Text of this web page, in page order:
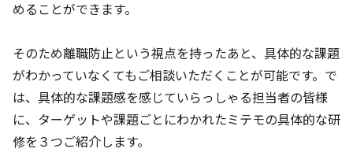
めることができます。
そのため離職防止という視点を持ったあと、具体的な課題
がわかっていなくてもご相談いただくことが可能です。で
は、具体的な課題感を感じていらっしゃる担当者の皆様
に、ターゲットや課題ごとにわかれたミテモの具体的な研
修を３つご紹介します。